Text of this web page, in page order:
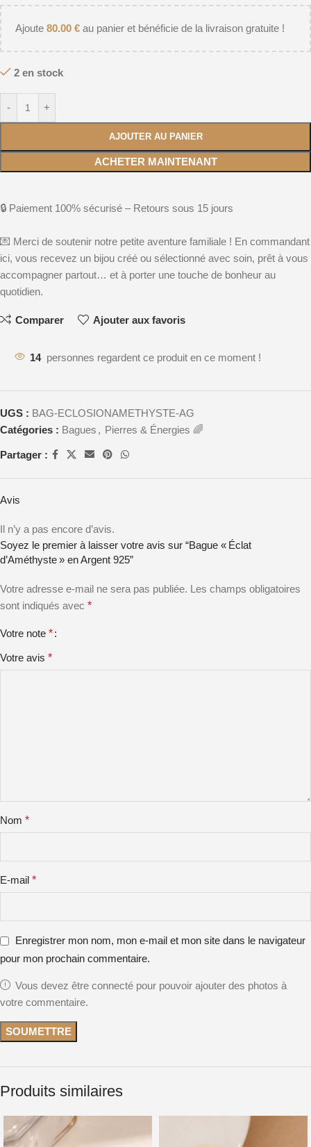
Ajoute 80.00 € au panier et bénéficie de la livraison gratuite !
2 en stock
- +
AJOUTER AU PANIER
ACHETER MAINTENANT
🔒 Paiement 100% sécurisé – Retours sous 15 jours
💌 Merci de soutenir notre petite aventure familiale ! En commandant
ici, vous recevez un bijou créé ou sélectionné avec soin, prêt à vous
accompagner partout… et à porter une touche de bonheur au
quotidien.
Comparer Ajouter aux favoris
14 personnes regardent ce produit en ce moment !
UGS : BAG-ECLOSIONAMETHYSTE-AG
Catégories : Bagues , Pierres & Énergies 🌈
Partager :
Avis
Il n’y a pas encore d’avis.
Soyez le premier à laisser votre avis sur “Bague « Éclat
d’Améthyste » en Argent 925”
Votre adresse e-mail ne sera pas publiée. Les champs obligatoires
sont indiqués avec *
Votre note *
Votre avis *
Nom *
E-mail *
Enregistrer mon nom, mon e-mail et mon site dans le navigateur
pour mon prochain commentaire.
Vous devez être connecté pour pouvoir ajouter des photos à
votre commentaire.
Produits similaires